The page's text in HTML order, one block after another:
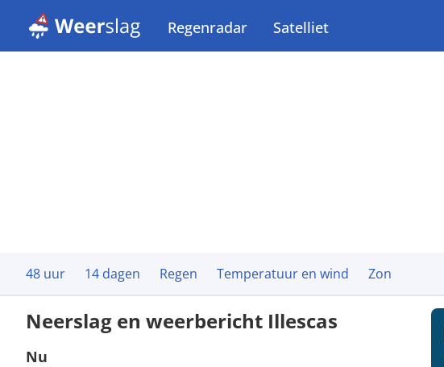
Regenradar Satelliet
48 uur 14 dagen Regen Temperatuur en wind Zon
Neerslag en weerbericht Illescas
Nu